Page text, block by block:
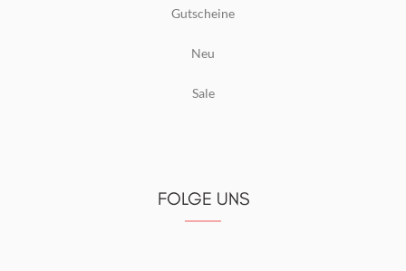
Gutscheine
Neu
Sale
FOLGE UNS